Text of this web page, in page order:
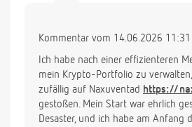
Kommentar vom 14.06.2026 11:31
Ich habe nach einer effizienteren
mein Krypto-Portfolio zu
zufällig auf Naxuventad https://
gestoßen. Mein Start war ehrlich
Desaster, und ich habe am Anfang